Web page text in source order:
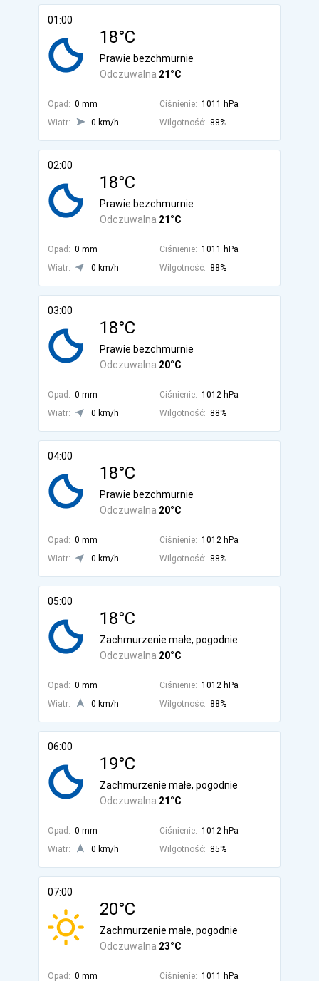
01:00
18°C
Odczuwalna 21°C
Prawie bezchmurnie
Opad: 0 mm Ciśnienie: 1011 hPa
Wiatr:
0 km/h Wilgotność: 88%
02:00
18°C
Odczuwalna 21°C
Prawie bezchmurnie
Opad: 0 mm Ciśnienie: 1011 hPa
Wiatr:
0 km/h Wilgotność: 88%
03:00
18°C
Odczuwalna 20°C
Prawie bezchmurnie
Opad: 0 mm Ciśnienie: 1012 hPa
Wiatr:
0 km/h Wilgotność: 88%
04:00
18°C
Odczuwalna 20°C
Prawie bezchmurnie
Opad: 0 mm Ciśnienie: 1012 hPa
Wiatr:
0 km/h Wilgotność: 88%
05:00
18°C
Odczuwalna 20°C
Zachmurzenie małe, pogodnie
Opad: 0 mm Ciśnienie: 1012 hPa
Wiatr:
0 km/h Wilgotność: 88%
06:00
19°C
Odczuwalna 21°C
Zachmurzenie małe, pogodnie
Opad: 0 mm Ciśnienie: 1012 hPa
Wiatr:
0 km/h Wilgotność: 85%
07:00
20°C
Odczuwalna 23°C
Zachmurzenie małe, pogodnie
Opad: 0 mm Ciśnienie: 1011 hPa